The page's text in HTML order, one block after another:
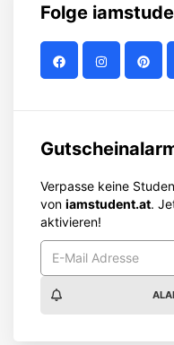
Folge
Verpasse keine
von iamstudent.at.
aktivieren!